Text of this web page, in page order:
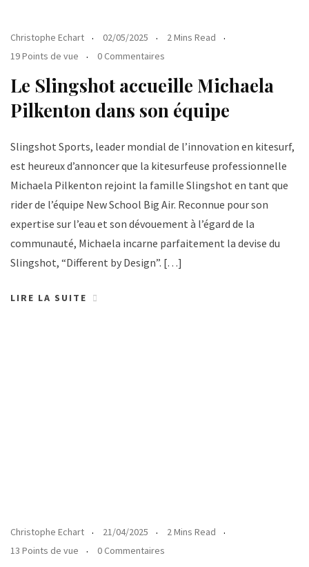
Christophe Echart 02/05/2025
2 Mins Read
19 Points de vue
0 Commentaires
Le Slingshot accueille Michaela
Pilkenton dans son équipe
Slingshot Sports, leader mondial de l’innovation en kitesurf,
est heureux d’annoncer que la kitesurfeuse professionnelle
Michaela Pilkenton rejoint la famille Slingshot en tant que
rider de l’équipe New School Big Air. Reconnue pour son
expertise sur l’eau et son dévouement à l’égard de la
communauté, Michaela incarne parfaitement la devise du
Slingshot, “Different by Design”. […]
LIRE LA SUITE
Christophe Echart 21/04/2025
2 Mins Read
13 Points de vue
0 Commentaires